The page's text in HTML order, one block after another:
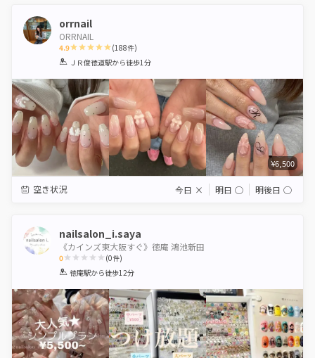
orrnail
ORRNAIL
4.9
1 2 3 4 5
(188件)
ＪＲ俊徳道駅から徒歩1分
¥6,500
空き状況 今日 × 明日 ◯ 明後日 ◯
nailsalon_i.saya
《カインズ東大阪すぐ》徳庵 鴻池新田
0
1 2 3 4 5
(0件)
徳庵駅から徒歩12分